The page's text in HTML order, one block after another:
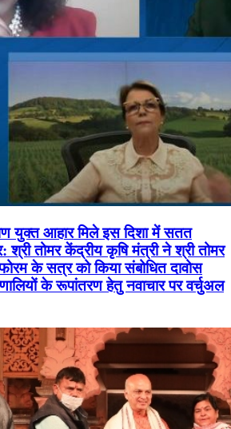
युक्त आहार मिले इस दिशा में सतत
श्री तोमर केंद्रीय कृषि मंत्री ने श्री तोमर
के सत्र को किया संबोधित दावोस
के रूपांतरण हेतु नवाचार पर वर्चुअल